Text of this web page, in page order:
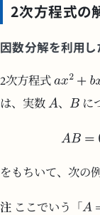
2次方程式の
因数分解を利用し
2次方程式
は、実数
、 に
をもちいて、次の
注 ここでいう「